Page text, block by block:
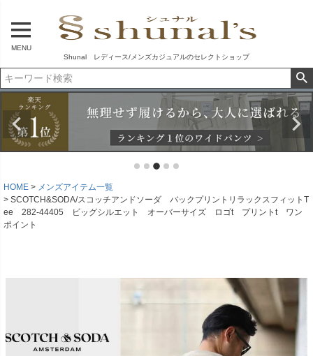
MENU
Shunal レディース/メンズカジュアルのセレクトショップ
HOME
メンズアイテム一覧
SCOTCH&SODA/スコッチアンドソーダ バックプリントリラックスフィットT
ee 282-44405 ビッグシルエット オーバーサイズ ロゴt プリントt ワン
ポイント